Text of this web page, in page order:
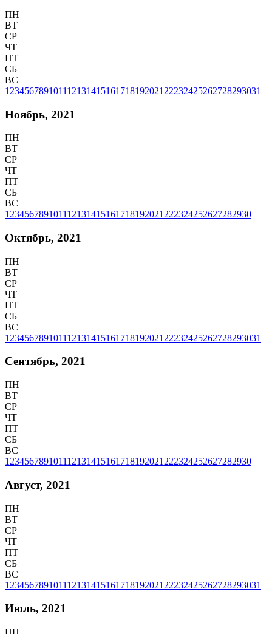
ПН
ВТ
СР
ЧТ
ПТ
СБ
ВС
1 23456789101112131415161718192021 22232425262728293031
Ноябрь, 2021
ПН
ВТ
СР
ЧТ
ПТ
СБ
ВС
1 23456789101112131415161718192021 222324252627282930
Октябрь, 2021
ПН
ВТ
СР
ЧТ
ПТ
СБ
ВС
1 23456789101112131415161718192021 22232425262728293031
Сентябрь, 2021
ПН
ВТ
СР
ЧТ
ПТ
СБ
ВС
1 23456789101112131415161718192021 222324252627282930
Август, 2021
ПН
ВТ
СР
ЧТ
ПТ
СБ
ВС
1 23456789101112131415161718192021 22232425262728293031
Июль, 2021
ПН